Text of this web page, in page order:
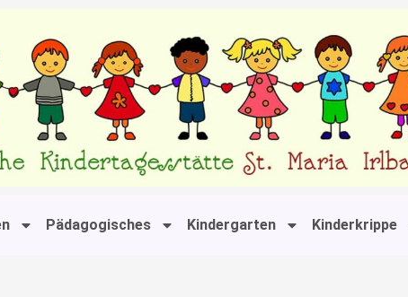
Pädagogisches Kindergarten Kinderkrippe